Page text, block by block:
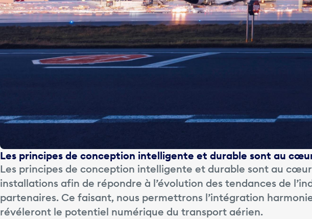
Les principes de conception intelligente et durable sont au
Les principes de conception intelligente et durable sont au
installations afin de répondre à l’évolution des tendances de
partenaires. Ce faisant, nous permettrons l’intégration
révéleront le potentiel numérique du transport aérien.